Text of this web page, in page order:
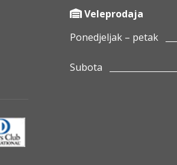
Veleprodaja
Ponedjeljak – petak
Subota